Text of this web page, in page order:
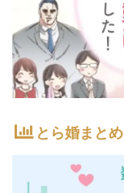
とら婚まとめ